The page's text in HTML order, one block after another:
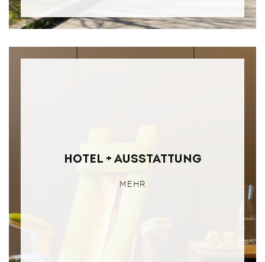
Hotel + Ausstattung
MEHR